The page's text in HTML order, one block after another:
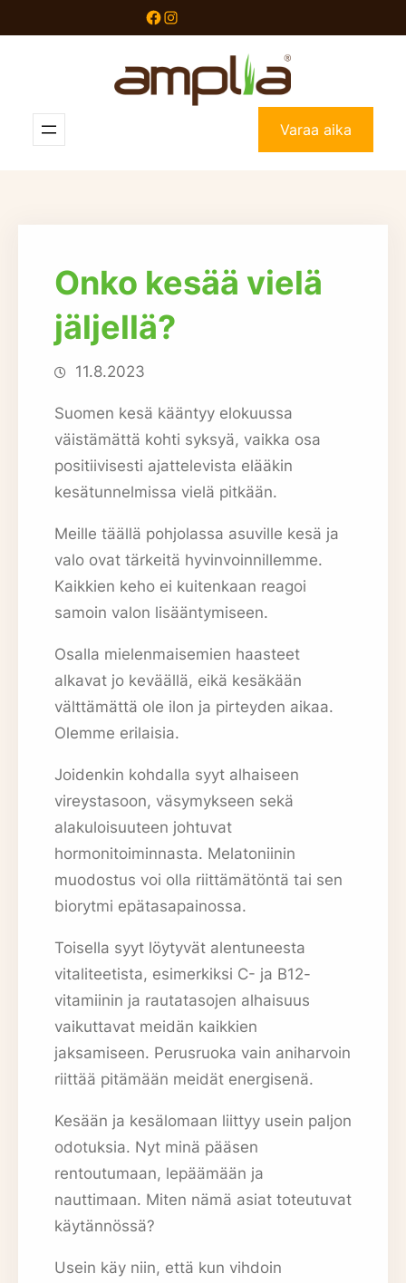
sisältöön
Facebook
Instagram
Varaa aika
Onko kesää vielä
jäljellä?
11.8.2023
Suomen kesä kääntyy elokuussa
väistämättä kohti syksyä, vaikka osa
positiivisesti ajattelevista elääkin
kesätunnelmissa vielä pitkään.
Meille täällä pohjolassa asuville kesä ja
valo ovat tärkeitä hyvinvoinnillemme.
Kaikkien keho ei kuitenkaan reagoi
samoin valon lisääntymiseen.
Osalla mielenmaisemien haasteet
alkavat jo keväällä, eikä kesäkään
välttämättä ole ilon ja pirteyden aikaa.
Olemme erilaisia.
Joidenkin kohdalla syyt alhaiseen
vireystasoon, väsymykseen sekä
alakuloisuuteen johtuvat
hormonitoiminnasta. Melatoniinin
muodostus voi olla riittämätöntä tai sen
biorytmi epätasapainossa.
Toisella syyt löytyvät alentuneesta
vitaliteetista, esimerkiksi C- ja B12-
vitamiinin ja rautatasojen alhaisuus
vaikuttavat meidän kaikkien
jaksamiseen. Perusruoka vain aniharvoin
riittää pitämään meidät energisenä.
Kesään ja kesälomaan liittyy usein paljon
odotuksia. Nyt minä pääsen
rentoutumaan, lepäämään ja
nauttimaan. Miten nämä asiat toteutuvat
käytännössä?
Usein käy niin, että kun vihdoin